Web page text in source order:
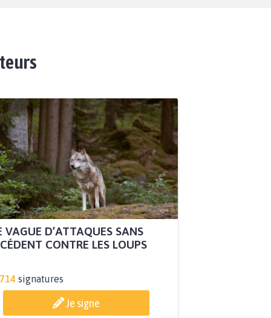
VAGUE D’ATTAQUES SANS
CONTRE LES LOUPS
signatures
Je signe